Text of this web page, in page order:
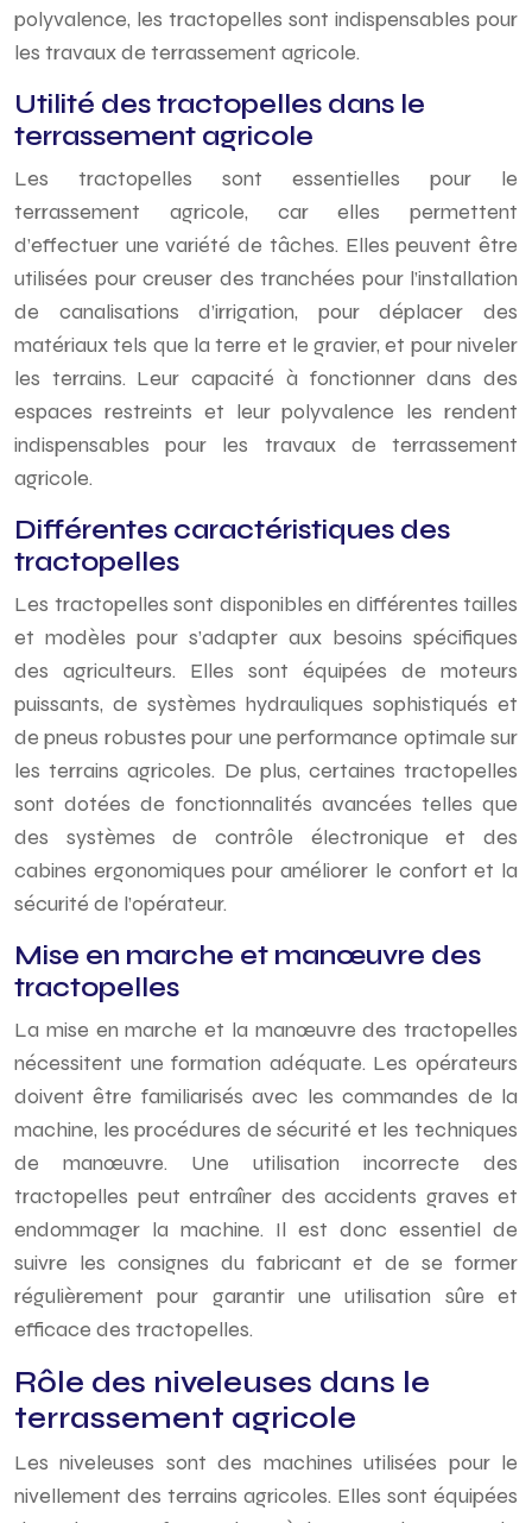
polyvalence, les tractopelles sont indispensables pour
les travaux de terrassement agricole.
Utilité des tractopelles dans le
terrassement agricole
Les tractopelles sont essentielles pour le
terrassement agricole, car elles permettent
d’effectuer une variété de tâches. Elles peuvent être
utilisées pour creuser des tranchées pour l’installation
de canalisations d’irrigation, pour déplacer des
matériaux tels que la terre et le gravier, et pour niveler
les terrains. Leur capacité à fonctionner dans des
espaces restreints et leur polyvalence les rendent
indispensables pour les travaux de terrassement
agricole.
Différentes caractéristiques des
tractopelles
Les tractopelles sont disponibles en différentes tailles
et modèles pour s’adapter aux besoins spécifiques
des agriculteurs. Elles sont équipées de moteurs
puissants, de systèmes hydrauliques sophistiqués et
de pneus robustes pour une performance optimale sur
les terrains agricoles. De plus, certaines tractopelles
sont dotées de fonctionnalités avancées telles que
des systèmes de contrôle électronique et des
cabines ergonomiques pour améliorer le confort et la
sécurité de l’opérateur.
Mise en marche et manœuvre des
tractopelles
La mise en marche et la manœuvre des tractopelles
nécessitent une formation adéquate. Les opérateurs
doivent être familiarisés avec les commandes de la
machine, les procédures de sécurité et les techniques
de manœuvre. Une utilisation incorrecte des
tractopelles peut entraîner des accidents graves et
endommager la machine. Il est donc essentiel de
suivre les consignes du fabricant et de se former
régulièrement pour garantir une utilisation sûre et
efficace des tractopelles.
Rôle des niveleuses dans le
terrassement agricole
Les niveleuses sont des machines utilisées pour le
nivellement des terrains agricoles. Elles sont équipées